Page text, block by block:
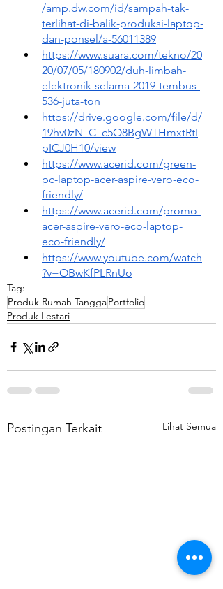
/amp.dw.com/id/sampah-tak-
terlihat-di-balik-produksi-laptop-
dan-ponsel/a-56011389
https://www.suara.com/tekno/20
20/07/05/180902/duh-limbah-
elektronik-selama-2019-tembus-
536-juta-ton
https://drive.google.com/file/d/
19hv0zN_C_c5O8BgWTHmxtRtI
pICJ0H10/view
https://www.acerid.com/green-
pc-laptop-acer-aspire-vero-eco-
friendly/
https://www.acerid.com/promo-
acer-aspire-vero-eco-laptop-
eco-friendly/
https://www.youtube.com/watch
?v=OBwKfPLRnUo
Tag:
Produk Rumah TanggaPortfolio
Produk Lestari
Postingan Terkait Lihat Semua